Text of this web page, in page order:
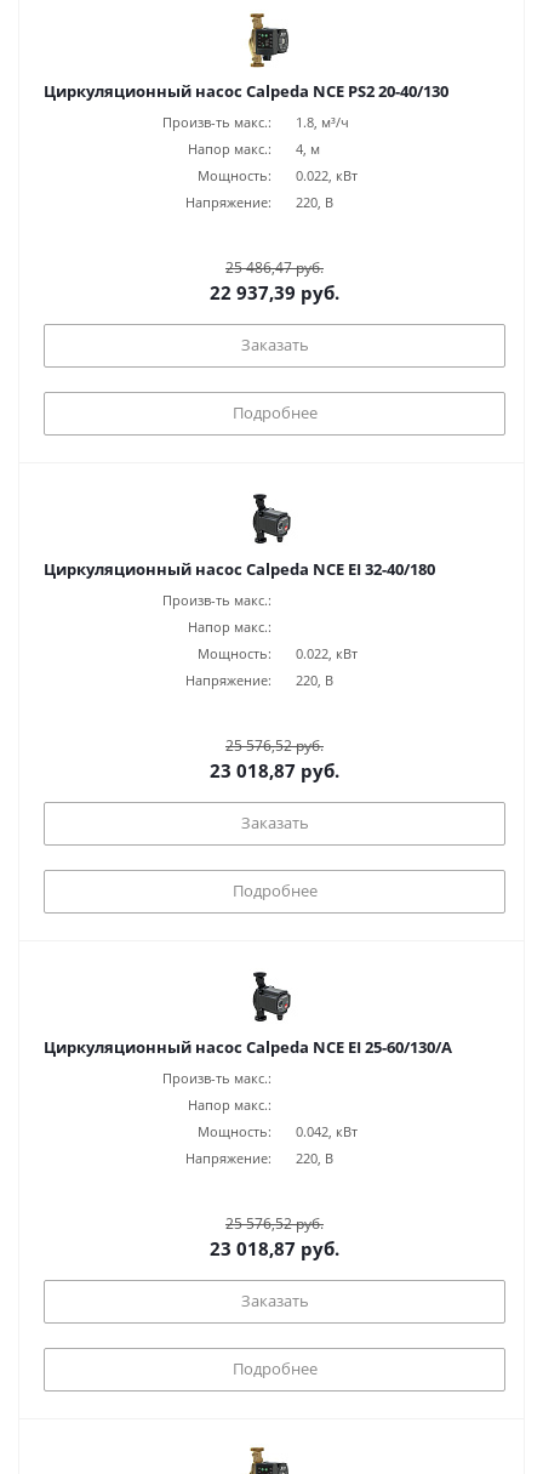
Циркуляционный насос Calpeda NCE PS2 20-40/130
Произв-ть макс.:
1.8, м³/ч
Напор макс.:
4, м
Мощность:
0.022, кВт
Напряжение:
220, В
25 486,47 руб.
22 937,39 руб.
Заказать
Подробнее
Циркуляционный насос Calpeda NCE EI 32-40/180
Произв-ть макс.:
Напор макс.:
Мощность:
0.022, кВт
Напряжение:
220, В
25 576,52 руб.
23 018,87 руб.
Заказать
Подробнее
Циркуляционный насос Calpeda NCE EI 25-60/130/A
Произв-ть макс.:
Напор макс.:
Мощность:
0.042, кВт
Напряжение:
220, В
25 576,52 руб.
23 018,87 руб.
Заказать
Подробнее